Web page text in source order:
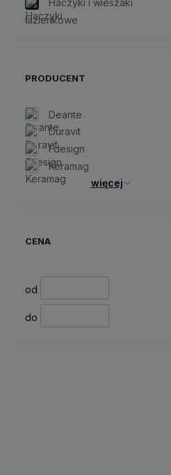
Haczyki i wieszaki
łazienkowe
PRODUCENT
Deante
Duravit
Fdesign
Keramag
więcej
CENA
od
do